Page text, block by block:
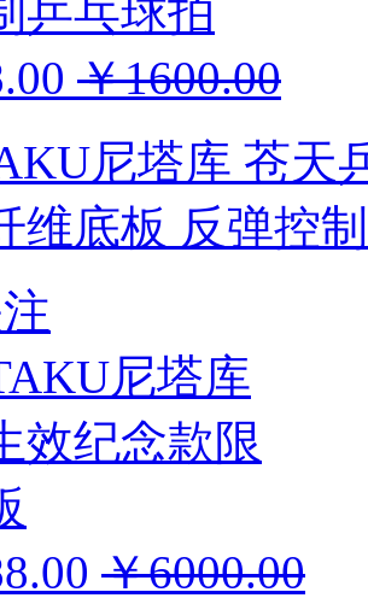
￥1600.00
尼塔库 苍天
维底板 反弹控
￥6000.00